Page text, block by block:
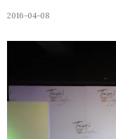
2016-04-08